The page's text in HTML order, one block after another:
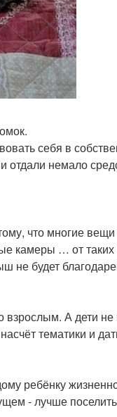
себя в
отдали немало
что многие
камеры … от
не будет
А дети не
тематики и
ребёнку
- лучше